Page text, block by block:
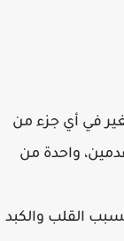
في أي جزء من
واحدة من
القلب والكبد